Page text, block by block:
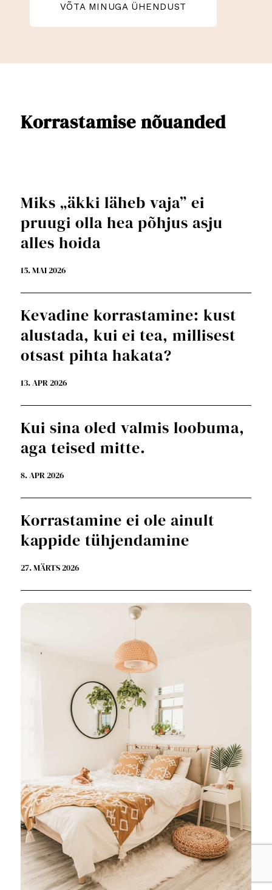
VÕTA MINUGA ÜHENDUST
Korrastamise nõuanded
Miks „äkki läheb vaja” ei
pruugi olla hea põhjus asju
alles hoida
15. MAI 2026
Kevadine korrastamine: kust
alustada, kui ei tea, millisest
otsast pihta hakata?
13. APR 2026
Kui sina oled valmis loobuma,
aga teised mitte.
8. APR 2026
Korrastamine ei ole ainult
kappide tühjendamine
27. MÄRTS 2026